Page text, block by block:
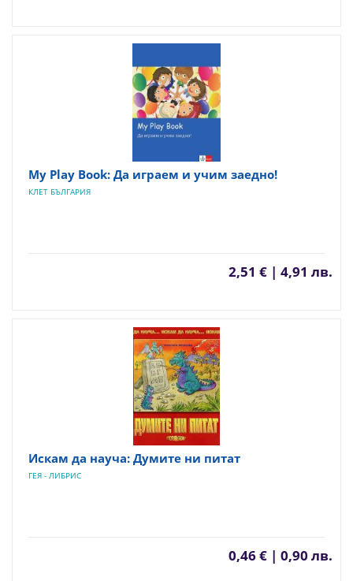
My Play Book: Да играем и учим заедно!
КЛЕТ БЪЛГАРИЯ
2,51 € | 4,91 лв.
Искам да науча: Думите ни питат
ГЕЯ - ЛИБРИС
0,46 € | 0,90 лв.